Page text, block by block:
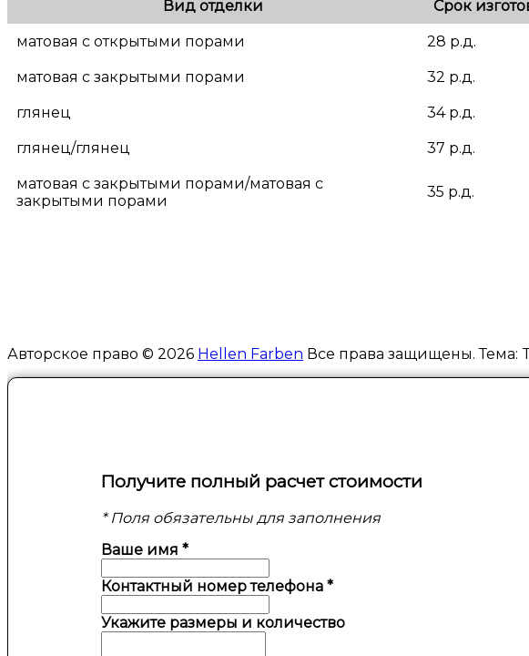
Вид отделки Срок
матовая с открытыми порами 28 р.д.
матовая с закрытыми порами 32 р.д.
глянец 34 р.д.
глянец/глянец 37 р.д.
матовая с закрытыми порами/матовая с
закрытыми порами
35 р.д.
Авторское право © 2026 Hellen Farben Все права защищены. Тема:
Получите полный расчет стоимости
* Поля обязательны для заполнения
Ваше имя*
Контактный номер телефона*
Укажите размеры и количество